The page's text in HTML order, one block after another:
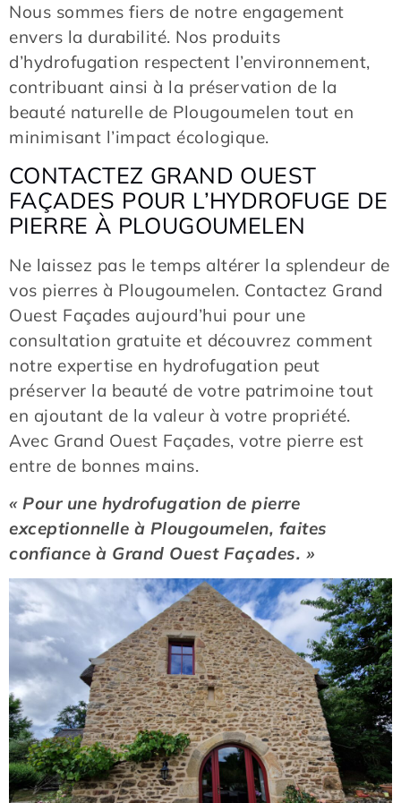
Nous sommes fiers de notre engagement
envers la durabilité. Nos produits
d’hydrofugation respectent l’environnement,
contribuant ainsi à la préservation de la
beauté naturelle de Plougoumelen tout en
minimisant l’impact écologique.
CONTACTEZ GRAND OUEST
FAÇADES POUR L’HYDROFUGE DE
PIERRE À PLOUGOUMELEN
Ne laissez pas le temps altérer la splendeur de
vos pierres à Plougoumelen. Contactez Grand
Ouest Façades aujourd’hui pour une
consultation gratuite et découvrez comment
notre expertise en hydrofugation peut
préserver la beauté de votre patrimoine tout
en ajoutant de la valeur à votre propriété.
Avec Grand Ouest Façades, votre pierre est
entre de bonnes mains.
« Pour une hydrofugation de pierre
exceptionnelle à Plougoumelen, faites
confiance à Grand Ouest Façades. »